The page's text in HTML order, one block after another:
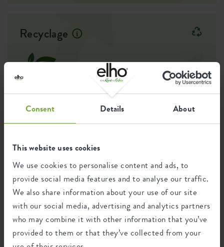
Consent Details About
This website uses cookies
We use cookies to personalise content and ads, to
provide social media features and to analyse our traffic.
We also share information about your use of our site
with our social media, advertising and analytics partners
who may combine it with other information that you’ve
provided to them or that they’ve collected from your
Recyclage
Ce produit est composé de 100% de
déchets post-consommation et de 0% de
déchets post-industriels.
Certifications
99 années
Protégé contre les UV
Résistant au gel